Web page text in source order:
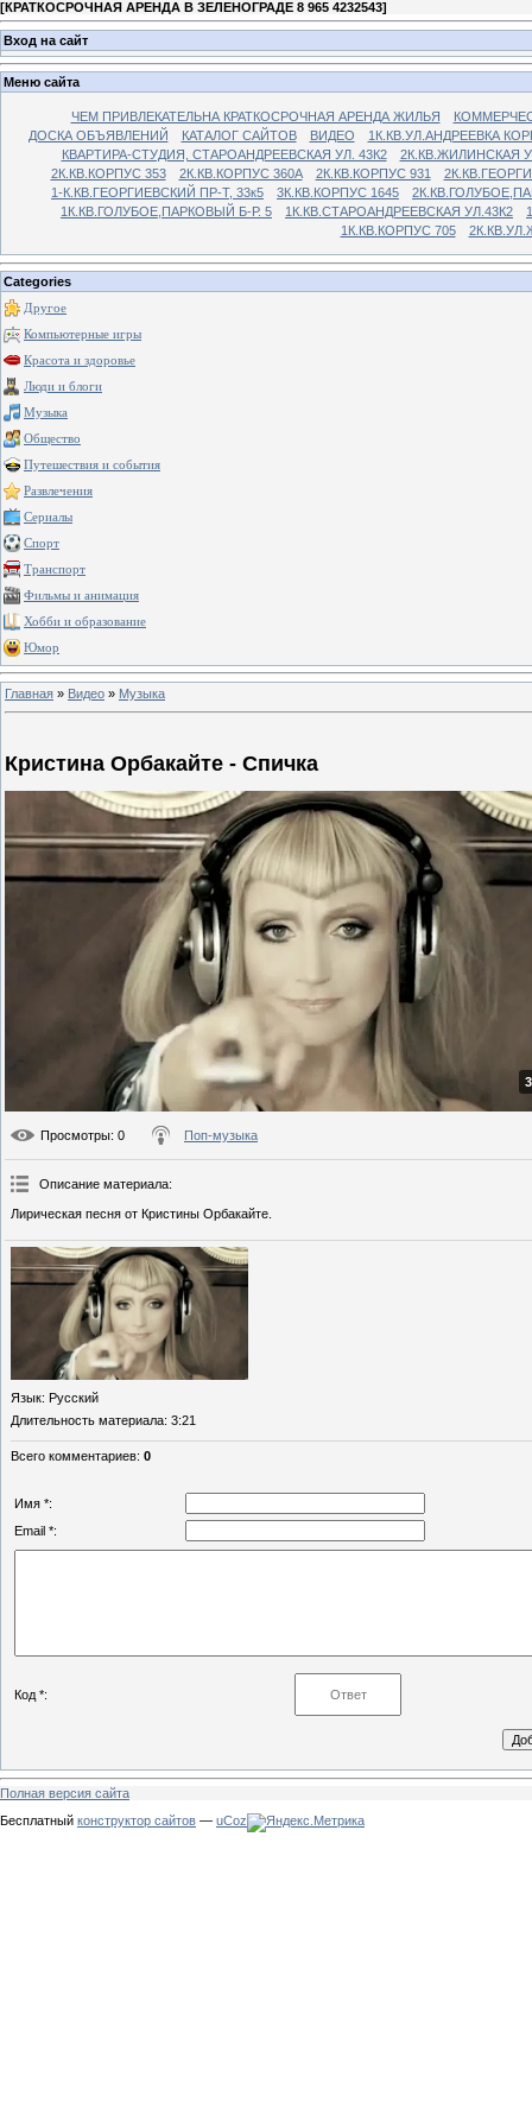
[КРАТКОСРОЧНАЯ АРЕНДА В ЗЕЛЕНОГРАДЕ 8 965 4232543]
Вход на сайт
Меню сайта
ЧЕМ ПРИВЛЕКАТЕЛЬНА КРАТКОСРОЧНАЯ АРЕНДА ЖИЛЬЯ
ДОСКА ОБЪЯВЛЕНИЙ
КАТАЛОГ САЙТОВ ВИДЕО
1К.КВ.УЛ.АНДРЕЕВКА
КВАРТИРА-СТУДИЯ, СТАРОАНДРЕЕВСКАЯ УЛ. 43К2
2К.КВ.ЖИЛИНСКАЯ
2К.КВ.КОРПУС 353
2К.КВ.КОРПУС 360А 2К.КВ.КОРПУС 931
1-К.КВ.ГЕОРГИЕВСКИЙ ПР-Т, 33к5
3К.КВ.КОРПУС 1645
1К.КВ.ГОЛУБОЕ,ПАРКОВЫЙ Б-Р. 5
1К.КВ.СТАРОАНДРЕЕВСКАЯ УЛ.43К2
1К.КВ.КОРПУС 705
Categories
Другое
Компьютерные игры
Красота и здоровье
Люди и блоги
Музыка
Общество
Путешествия и события
Развлечения
Сериалы
Спорт
Транспорт
Фильмы и анимация
Хобби и образование
Юмор
Главная » Видео » Музыка
Кристина Орбакайте - Спичка
Просмотры: 0 Поп-музыка
Описание материала:
Лирическая песня от Кристины Орбакайте.
Язык: Русский
Длительность материала: 3:21
Всего комментариев: 0
Имя *:
Email *:
Код *:
Полная версия сайта
Бесплатный конструктор сайтов — uCoz